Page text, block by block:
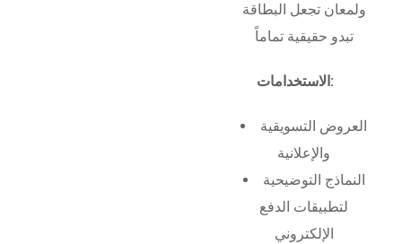
ولمعان تجعل البطاقة
تبدو حقيقية تماماً
الاستخدامات:
العروض التسويقية
والإعلانية
النماذج التوضيحية
لتطبيقات الدفع
الإلكتروني